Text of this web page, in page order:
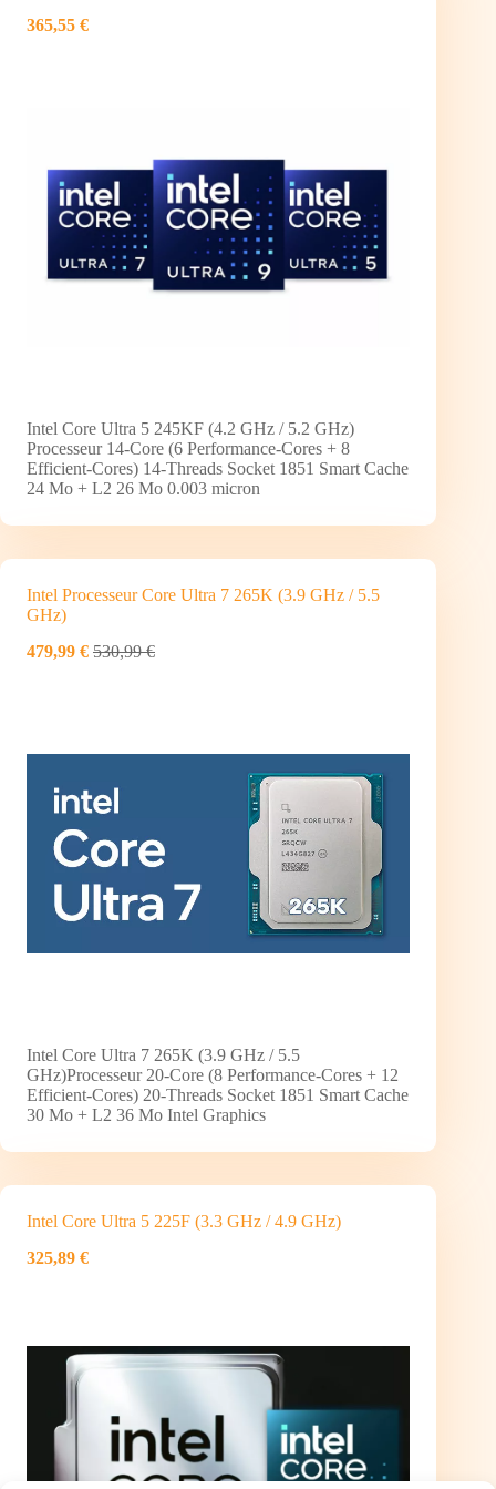
365,55 €
Intel Core Ultra 5 245KF (4.2 GHz / 5.2 GHz)
Processeur 14-Core (6 Performance-Cores + 8
Efficient-Cores) 14-Threads Socket 1851 Smart Cache
24 Mo + L2 26 Mo 0.003 micron
Intel Processeur Core Ultra 7 265K (3.9 GHz / 5.5
GHz)
479,99 € 530,99 €
Intel Core Ultra 7 265K (3.9 GHz / 5.5
GHz)Processeur 20-Core (8 Performance-Cores + 12
Efficient-Cores) 20-Threads Socket 1851 Smart Cache
30 Mo + L2 36 Mo Intel Graphics
Intel Core Ultra 5 225F (3.3 GHz / 4.9 GHz)
325,89 €